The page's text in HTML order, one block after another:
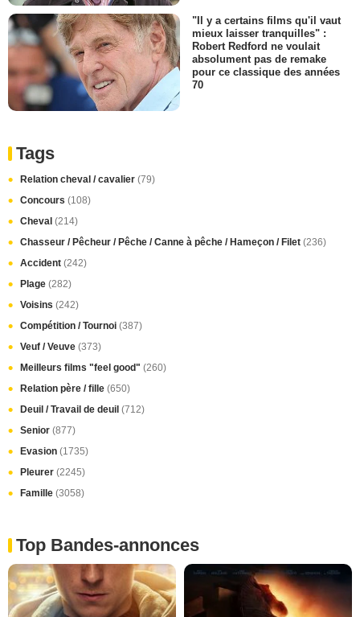
"Il y a certains films qu'il vaut
mieux laisser tranquilles" :
Robert Redford ne voulait
absolument pas de remake
pour ce classique des années
70
Tags
Relation cheval / cavalier (79)
Concours (108)
Cheval (214)
Chasseur / Pêcheur / Pêche / Canne à pêche / Hameçon / Filet (236)
Accident (242)
Plage (282)
Voisins (242)
Compétition / Tournoi (387)
Veuf / Veuve (373)
Meilleurs films "feel good" (260)
Relation père / fille (650)
Deuil / Travail de deuil (712)
Senior (877)
Evasion (1735)
Pleurer (2245)
Famille (3058)
Top Bandes-annonces